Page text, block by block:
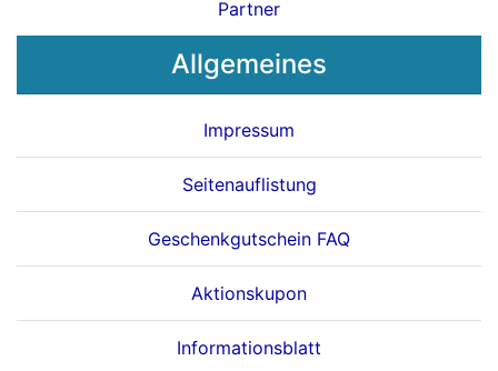
Partner
Allgemeines
Impressum
Seitenauflistung
Geschenkgutschein FAQ
Aktionskupon
Informationsblatt